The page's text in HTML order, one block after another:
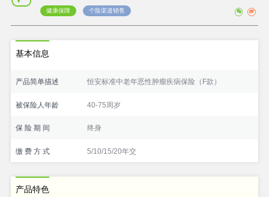
健康保障 个险渠道销售
基本信息
产品简单描述 恒安标准中老年恶性肿瘤疾病保险（F款）
被保险人年龄 40-75周岁
保 险 期 间 终身
缴 费 方 式 5/10/15/20年交
产品特色